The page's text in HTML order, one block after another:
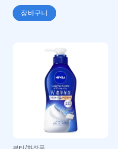
장바구니